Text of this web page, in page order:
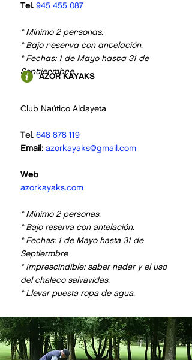
Tel. 945 455 087
* Mínimo 2 personas.
* Bajo reserva con antelación.
* Fechas: 1 de Mayo hasta 31 de
Septiermbre
AZOR KAYAKS
Club Naútico Aldayeta
Tel. 648 878 119
Email: azorkayaks@gmail.com
Web
azorkayaks.com
* Mínimo 2 personas.
* Bajo reserva con antelación.
* Fechas: 1 de Mayo hasta 31 de
Septiermbre
* Imprescindible: saber nadar y el uso
del chaleco salvavidas.
* Llevar puesta ropa de agua.